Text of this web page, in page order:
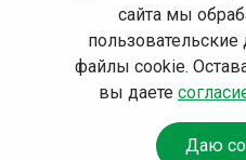
сайта мы
файлы cookie.
вы даете
Даю